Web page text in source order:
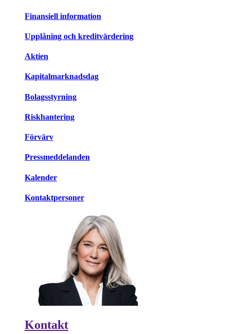
Finansiell information
Upplåning och kreditvärdering
Aktien
Kapitalmarknadsdag
Bolagsstyrning
Riskhantering
Förvärv
Pressmeddelanden
Kalender
Kontaktpersoner
Kontakt